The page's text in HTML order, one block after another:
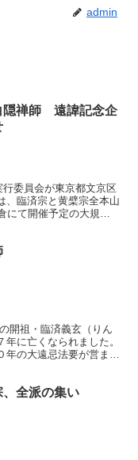
admin
隠禅師 遠諱記念企
委員会が東京都文京区
、臨済宗と黄檗宗全本山
にて開催予定の大規模
祖・臨済義玄（りん
に亡くなられました。
年の大遠忌法要が営まれ
、全派の集い